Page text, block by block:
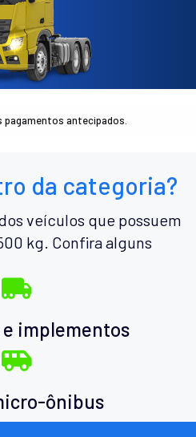
antecipados.
da categoria?
veículos que possuem
kg. Confira alguns
e implementos
ônibus